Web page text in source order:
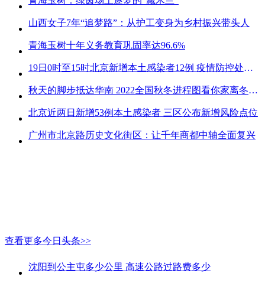
山西女子7年“追梦路”：从护工变身为乡村振兴带头人
青海玉树十年义务教育巩固率达96.6%
19日0时至15时北京新增本土感染者12例 疫情防控处关键时刻
秋天的脚步抵达华南 2022全国秋冬进程图看你家离冬天有多远
北京近两日新增53例本土感染者 三区公布新增风险点位
广州市北京路历史文化街区：让千年商都中轴全面复兴
查看更多今日头条>>
沈阳到公主屯多少公里 高速公路过路费多少